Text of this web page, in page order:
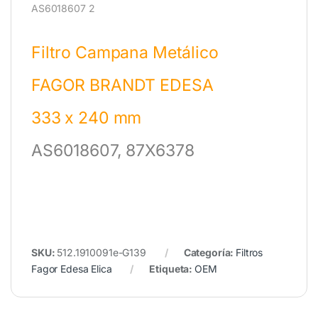
Filtro Campana Metálico
FAGOR BRANDT EDESA
333 x 240 mm
AS6018607, 87X6378
SKU: 512.1910091e-G139 Categoría: Filtros
Fagor Edesa Elica
Etiqueta: OEM